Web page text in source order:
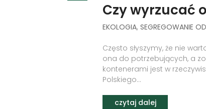
Czy wyrzucać
EKOLOGIA,SEGREGOWANIE
Często słyszymy, że nie
ona do potrzebujących, a
kontenerami jest w
Polskiego...
czytaj dalej